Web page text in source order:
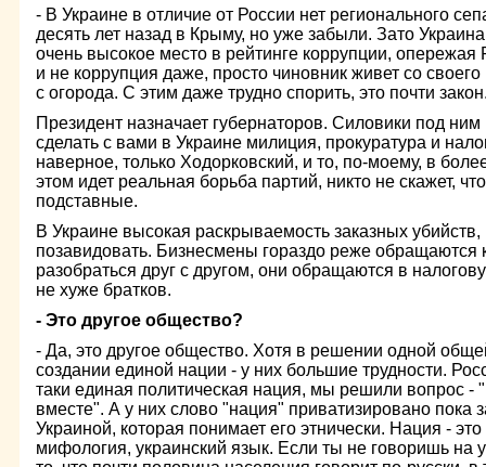
- В Украине в отличие от России нет регионального
десять лет назад в Крыму, но уже забыли. Зато
очень высокое место в рейтинге коррупции, опережая
и не коррупция даже, просто чиновник живет со своего
с огорода. С этим даже трудно спорить, это почти
Президент назначает губернаторов. Силовики под
сделать с вами в Украине милиция, прокуратура и
наверное, только Ходорковский, и то, по-моему, в
этом идет реальная борьба партий, никто не скажет,
подставные.
В Украине высокая раскрываемость заказных убийств,
позавидовать. Бизнесмены гораздо реже обращаются
разобраться друг с другом, они обращаются в
не хуже братков.
- Это другое общество?
- Да, это другое общество. Хотя в решении одной
создании единой нации - у них большие трудности.
таки единая политическая нация, мы решили вопрос -
вместе". А у них слово "нация" приватизировано пока
Украиной, которая понимает его этнически. Нация -
мифология, украинский язык. Если ты не говоришь на